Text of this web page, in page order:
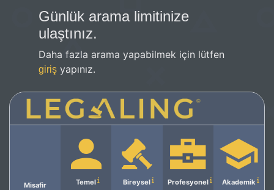
Günlük arama limitinize
ulaştınız.
Daha fazla arama yapabilmek için lütfen
giriş yapınız.
Misafir Temel Bireysel Profesyonel Akademik